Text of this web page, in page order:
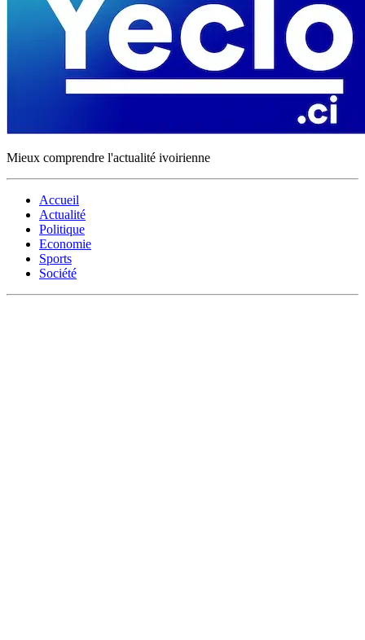
Mieux comprendre l'actualité ivoirienne
Accueil
Actualité
Politique
Economie
Sports
Société